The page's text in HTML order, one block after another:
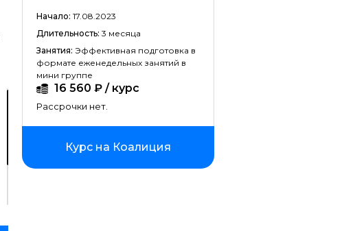
1C-разработка
Фреймворк Django
Фреймворк Node.JS
Начало: 17.08.2023
Длительность: 3 месяца
Занятия: Эффективная подготовка в
формате еженедельных занятий в
мини группе
16 560 ₽ / курс
Рассрочки нет.
Курс на Коалиция